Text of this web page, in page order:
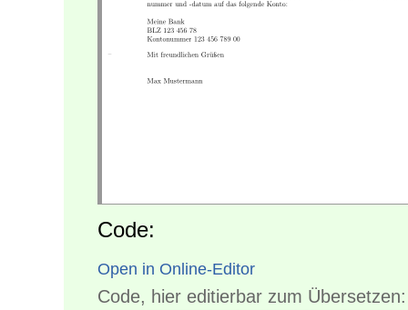
Code:
Open in Online-Editor
Code, hier editierbar zum Übersetzen: